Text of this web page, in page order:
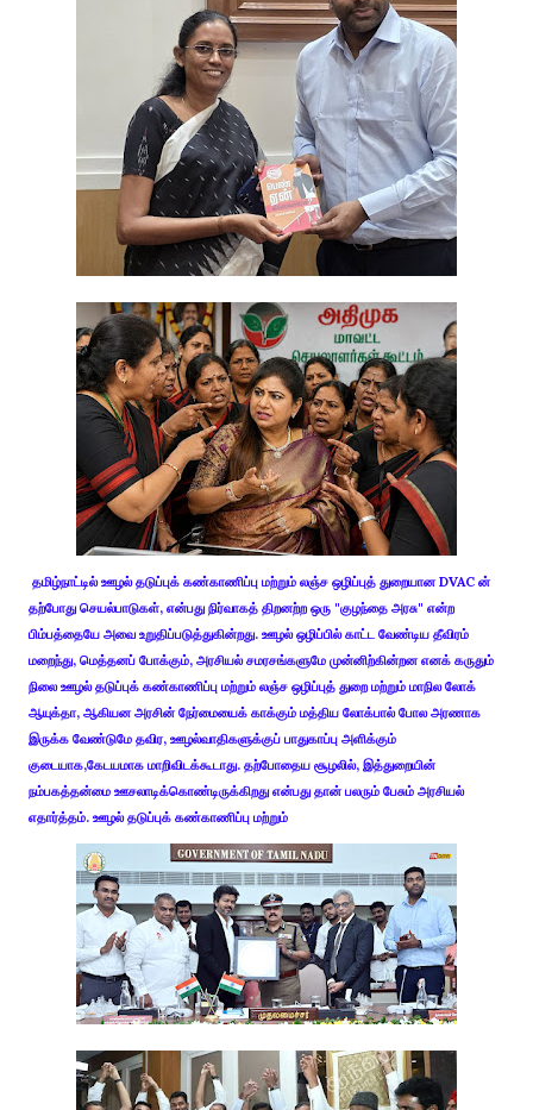
தமிழ்நாட்டில் ஊழல் தடுப்புக் கண்காணிப்பு மற்றும் லஞ்ச ஒழிப்புத் துறையான DVAC ன்
தற்போது செயல்பாடுகள், என்பது நிர்வாகத் திறனற்ற ஒரு "குழந்தை அரசு" என்ற
பிம்பத்தையே அவை உறுதிப்படுத்துகின்றது. ஊழல் ஒழிப்பில் காட்ட வேண்டிய தீவிரம்
மறைந்து, மெத்தனப் போக்கும், அரசியல் சமரசங்களுமே முன்னிற்கின்றன எனக் கருதும்
நிலை ஊழல் தடுப்புக் கண்காணிப்பு மற்றும் லஞ்ச ஒழிப்புத் துறை மற்றும் மாநில லோக்
ஆயுக்தா, ஆகியன அரசின் நேர்மையைக் காக்கும் மத்திய லோக்பால் போல அரணாக
இருக்க வேண்டுமே தவிர, ஊழல்வாதிகளுக்குப் பாதுகாப்பு அளிக்கும்
குடையாக,கேடயமாக மாறிவிடக்கூடாது. தற்போதைய சூழலில், இத்துறையின்
நம்பகத்தன்மை ஊசலாடிக்கொண்டிருக்கிறது என்பது தான் பலரும் பேசும் அரசியல்
எதார்த்தம். ஊழல் தடுப்புக் கண்காணிப்பு மற்றும்